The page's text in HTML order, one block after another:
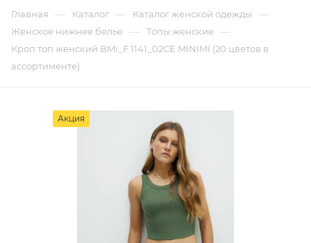
Главная — Каталог — Каталог женской одежды —
Женское нижнее белье — Топы женские —
Кроп топ женский BMi_F 1141_02CE MINIMI (20 цветов в
ассортименте)
Акция